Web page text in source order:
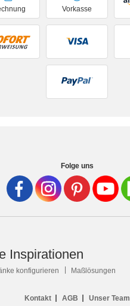
Vorkasse
Folge uns
Inspirationen
konfigurieren Maßlösungen
Kontakt AGB
Unser Team